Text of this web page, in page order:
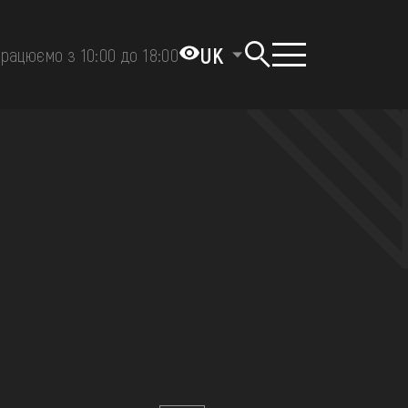
з 10:00 до 18:00 UK